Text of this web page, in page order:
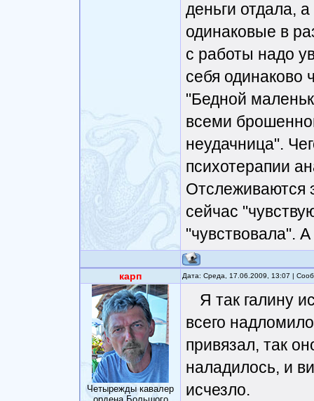
деньги отдала,
одинаковые в
с работы надо
себя одинаково
"Бедной
всеми
неудачница".
психотерапии
Отслеживаются
сейчас
"чувствовала".
карп Дата: Среда, 17.06.2009, 13:07 |
Четырежды кавалер
Я так галину
всего
привязал, так
наладилось, и
исчезло.